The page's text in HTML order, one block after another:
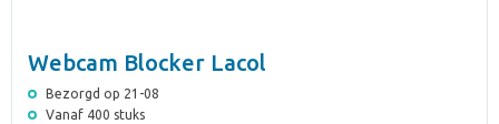
Webcam Blocker Lacol
Bezorgd op 21-08
Vanaf 400 stuks